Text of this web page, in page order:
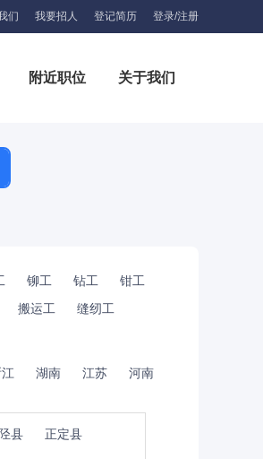
们 我要招人 登记简历 登录/注册
附近职位 关于我们
铆工 钻工
钳工
搬运工
缝纫工
湖南 江苏
河南
县
正定县